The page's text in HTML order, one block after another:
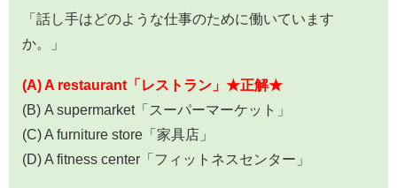
「話し手はどのような仕事のために働いています
か。」
(A) A restaurant「レストラン」★正解★
(B) A supermarket「スーパーマーケット」
(C) A furniture store「家具店」
(D) A fitness center「フィットネスセンター」